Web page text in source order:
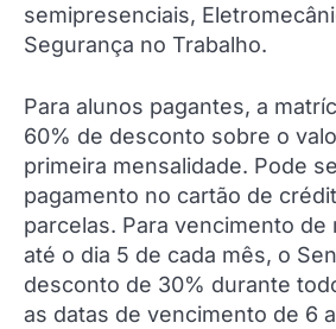
semipresenciais,
Segurança no Trabalho.
Para alunos pagantes, a
60% de desconto sobre o
primeira mensalidade. Pode
pagamento no cartão de
parcelas. Para vencimento de
até o dia 5 de cada mês, o
desconto de 30% durante
as datas de vencimento de 6